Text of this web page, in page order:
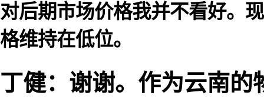
对后期市场价格我并不看好。
格维持在低位。
丁健：谢谢。作为云南